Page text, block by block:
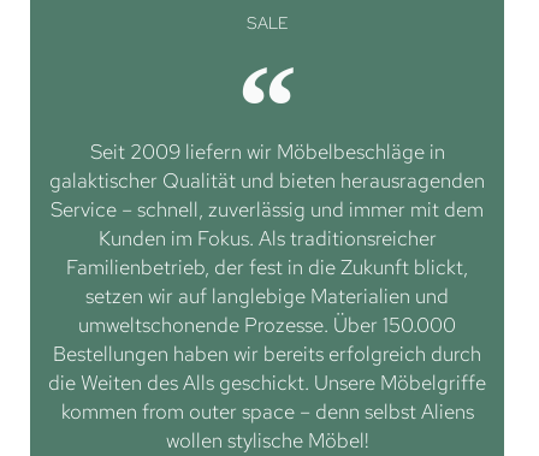
SALE
Seit 2009 liefern wir Möbelbeschläge in
galaktischer Qualität und bieten herausragenden
Service – schnell, zuverlässig und immer mit dem
Kunden im Fokus. Als traditionsreicher
Familienbetrieb, der fest in die Zukunft blickt,
setzen wir auf langlebige Materialien und
umweltschonende Prozesse. Über 150.000
Bestellungen haben wir bereits erfolgreich durch
die Weiten des Alls geschickt. Unsere Möbelgriffe
kommen from outer space – denn selbst Aliens
wollen stylische Möbel!